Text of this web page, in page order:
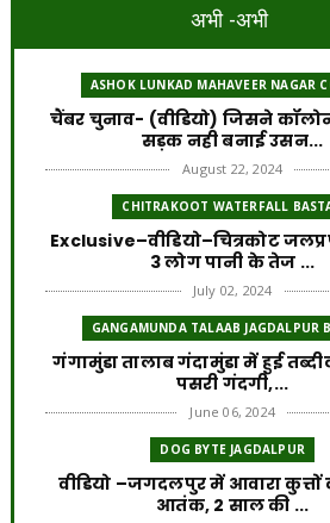
अभी -अभी
ASHOK LUNKAD MAHAVEER NAGAR
चैंबर चुनाव- (वीडियो) जिसने
सड़क नही बनाई उसन...
August 22, 2024
CHITRAKOOT WATERFALL
Exclusive–वीडियो–चित्रकोट
3 लोग पानी के तेज ...
July 02, 2024
GANGAMUNDA TALAAB JAGDALPUR
गंगामुंडा तालाब गंदामुंडा में हुई
पसरी गंदगी,...
June 06, 2024
DOG BYTE JAGDALPUR
वीडियो –जगदलपुर में आवारा कुत्तों
आतंक, 2 साल की ...